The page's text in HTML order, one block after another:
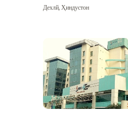
Дехлй,Ҳиндустон